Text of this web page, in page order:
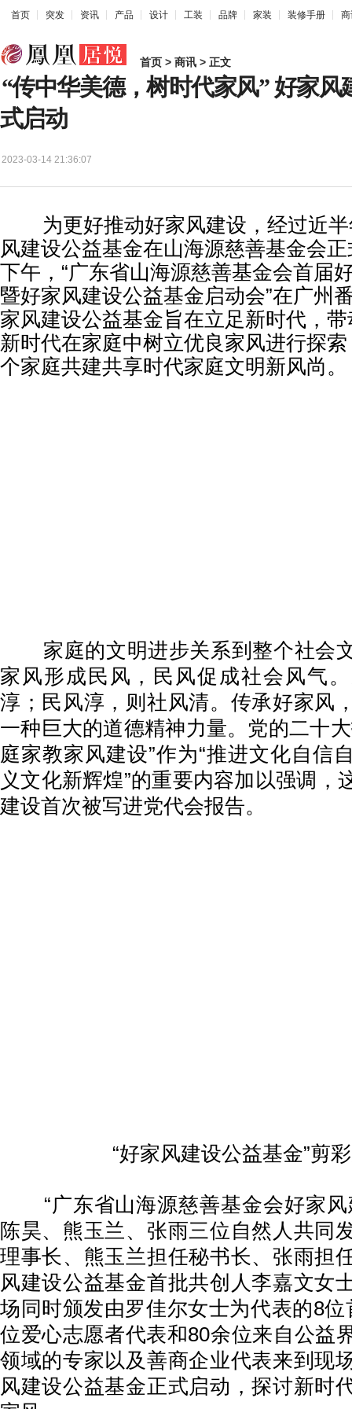
首页 突发 资讯 产品 设计 工装 品牌 家装 装修手册
首页 > 商讯 > 正文
“传中华美德，树时代家风” 好家风
式启动
2023-03-14 21:36:07
为更好推动好家风建设，经过近半
风建设公益基金在山海源慈善基金会
下午，“广东省山海源慈善基金会首届
暨好家风建设公益基金启动会”在广州
家风建设公益基金旨在立足新时代，
新时代在家庭中树立优良家风进行探
个家庭共建共享时代家庭文明新风尚。
家庭的文明进步关系到整个社会
家风形成民风，民风促成社会风气
淳；民风淳，则社风清。传承好家风
一种巨大的道德精神力量。党的二十
庭家教家风建设”作为“推进文化自信
义文化新辉煌”的重要内容加以强调，
建设首次被写进党代会报告。
“好家风建设公益基金”剪
“广东省山海源慈善基金会好家风
陈昊、熊玉兰、张雨三位自然人共同
理事长、熊玉兰担任秘书长、张雨担
风建设公益基金首批共创人李嘉文女
场同时颁发由罗佳尔女士为代表的8
位爱心志愿者代表和80余位来自公益
领域的专家以及善商企业代表来到现
风建设公益基金正式启动，探讨新时